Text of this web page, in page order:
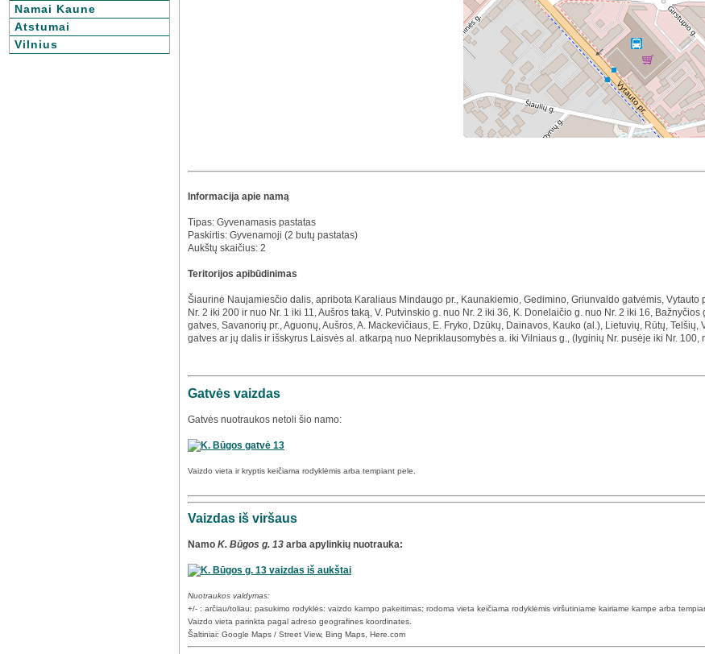
Namai Kaune
Atstumai
Vilnius
Informacija apie namą
Tipas: Gyvenamasis pastatas
Paskirtis: Gyvenamoji (2 butų pastatas)
Aukštų skaičius: 2
Teritorijos apibūdinimas
Šiaurinė Naujamiesčio dalis, apribota Karaliaus Mindaugo pr., Kaunakiemio, Gedimino, Griunvaldo gatvėmis,
Nr. 2 iki 200 ir nuo Nr. 1 iki 11, Aušros taką, V. Putvinskio g. nuo Nr. 2 iki 36, K. Donelaičio g. nuo Nr. 2 iki 16,
gatves, Savanorių pr., Aguonų, Aušros, A. Mackevičiaus, E. Fryko, Dzūkų, Dainavos, Kauko (al.), Lietuvių, Rūtų,
gatves ar jų dalis ir išskyrus Laisvės al. atkarpą nuo Nepriklausomybės a. iki Vilniaus g., (lyginių Nr. pusėje iki Nr. 100,
Gatvės vaizdas
Gatvės nuotraukos netoli šio namo:
Vaizdo vieta ir kryptis keičiama rodyklėmis arba tempiant pele.
Vaizdas iš viršaus
Namo K. Būgos g. 13 arba apylinkių nuotrauka:
Nuotraukos valdymas:
+/- : arčiau/toliau; pasukimo rodyklės: vaizdo kampo pakeitimas; rodoma vieta keičiama rodyklėmis viršutiniame kairiame kampe arba
Vaizdo vieta parinkta pagal adreso geografines koordinates.
Šaltiniai: Google Maps / Street View, Bing Maps, Here.com